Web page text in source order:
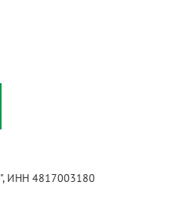
ИНН 4817003180